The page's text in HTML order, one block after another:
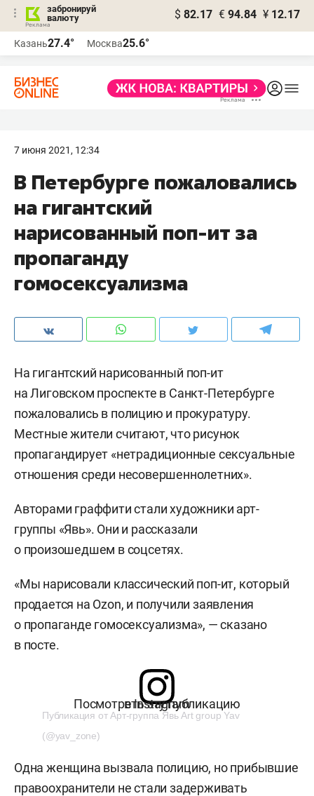
забронируй
валюту
$ 82.17 € 94.84 ¥ 12.17
Казань27.4° Москва25.6°
7 июня 2021, 12:34
В Петербурге пожаловались
на гигантский
нарисованный поп-ит за
пропаганду
гомосексуализма
На гигантский нарисованный поп-ит
на Лиговском проспекте в Санкт-Петербурге
пожаловались в полицию и прокуратуру.
Местные жители считают, что рисунок
пропагандирует «нетрадиционные сексуальные
отношения среди несовершеннолетних».
Авторами граффити стали художники арт-
группы «Явь». Они и рассказали
о произошедшем в соцсетях.
«Мы нарисовали классический поп-ит, который
продается на Ozon, и получили заявления
о пропаганде гомосексуализма», — сказано
в посте.
Посмотреть эту публикацию в Instagram
Публикация от Арт-группа Явь Art group Yav
(@yav_zone)
Одна женщина вызвала полицию, но прибывшие
правоохранители не стали задерживать